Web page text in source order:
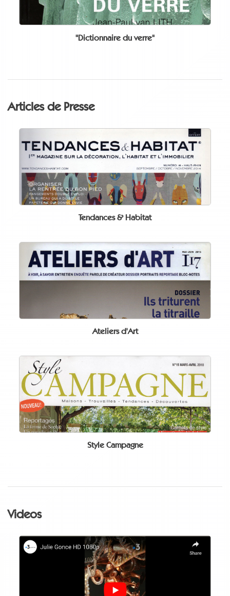
"Dictionnaire du verre"
Articles de Presse
Tendances & Habitat
Ateliers d'Art
Style Campagne
Videos